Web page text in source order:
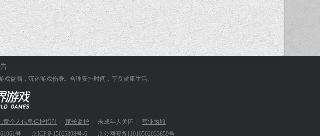
戏益脑，沉迷游戏伤身。合理安排时间，享受健康生活。
童个人信息保护指引 | 家长监护 | 未成年人关怀 |
营业执照
号 京ICP备15025398号-6 京公网安备11010502033859号